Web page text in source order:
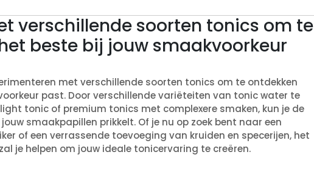
verschillende soorten tonics om te
beste bij jouw smaakvoorkeur
met verschillende soorten tonics om te ontdekken
past. Door verschillende variëteiten van tonic water te
tonic of premium tonics met complexere smaken, kun je de
smaakpapillen prikkelt. Of je nu op zoek bent naar een
of een verrassende toevoeging van kruiden en specerijen, het
je helpen om jouw ideale tonicervaring te creëren.